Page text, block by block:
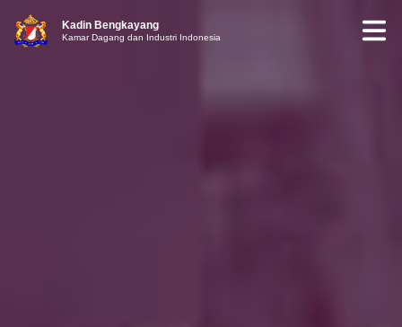
Kadin Bengkayang
Kamar Dagang dan Industri Indonesia